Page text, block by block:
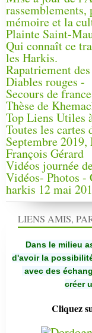
rassemblements,
mémoire et la
Plainte Saint-
Qui connaît ce
les Harkis.
Rapatriement
Diables rouges -
Secours de
Thèse de
Top Liens Utiles
Toutes les
Septembre
François Gérard
Vidéos journée
Vidéos- Photos -
harkis 12 mai
LIENS AMIS,
Dans le milieu
d'avoir la
avec des
créer
Cliquez